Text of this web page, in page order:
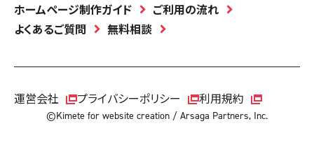
ホームページ制作ガイド
ご利用の流れ
よくあるご質問
無料相談
運営会社 プライバシーポリシー 利用規約
©Kimete for website creation / Arsaga Partners, Inc.